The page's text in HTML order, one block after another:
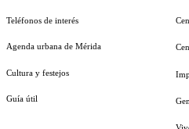
Teléfonos de interés
Agenda urbana de Mérida
Cultura y festejos
Guía útil